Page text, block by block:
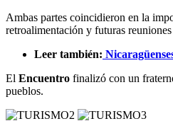
Ambas partes coincidieron en la
retroalimentación y futuras
Leer también:
El Encuentro finalizó con un
pueblos.